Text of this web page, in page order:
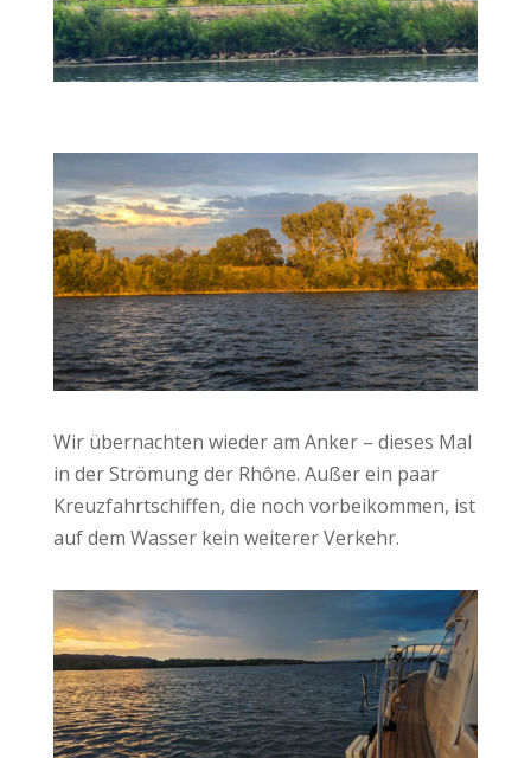
Wir übernachten wieder am Anker – dieses Mal
in der Strömung der Rhône. Außer ein paar
Kreuzfahrtschiffen, die noch vorbeikommen, ist
auf dem Wasser kein weiterer Verkehr.